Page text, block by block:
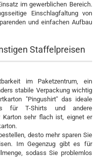
im gewerblichen Bereich.
Einschlagfaltung von
und einfachen Aufbau
Staffelpreisen
im Paketzentrum, ein
stabile Verpackung wichtig
"Pingushirt" das ideale
für T-Shirts und andere
Karton sehr flach ist, eignet er
desto mehr sparen Sie
Im Gegenzug gibt es für
sodass Sie problemlos